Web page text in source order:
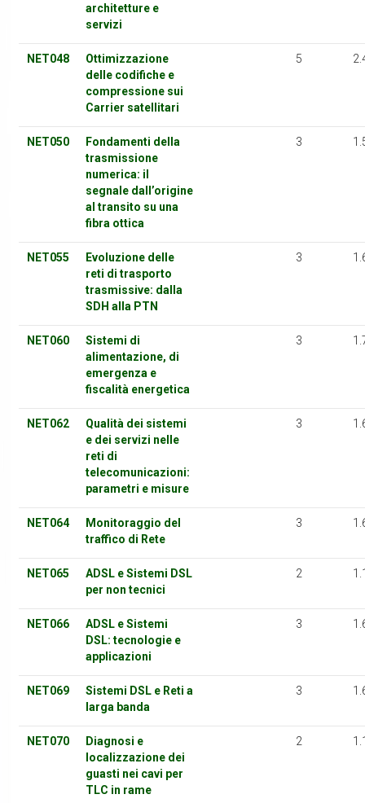
architetture e
servizi
NET048
Ottimizzazione
delle codifiche e
compressione sui
Carrier satellitari
5
NET050
Fondamenti della
trasmissione
numerica: il
segnale dall’origine
al transito su una
fibra ottica
3
NET055
Evoluzione delle
reti di trasporto
trasmissive: dalla
SDH alla PTN
3
NET060
Sistemi di
alimentazione, di
emergenza e
fiscalità energetica
3
NET062
Qualità dei sistemi
e dei servizi nelle
reti di
telecomunicazioni:
parametri e misure
3
NET064
Monitoraggio del
traffico di Rete
3
NET065
ADSL e Sistemi DSL
per non tecnici
2
NET066
ADSL e Sistemi
DSL: tecnologie e
applicazioni
3
NET069
Sistemi DSL e Reti a
larga banda
3
NET070
Diagnosi e
localizzazione dei
guasti nei cavi per
TLC in rame
2